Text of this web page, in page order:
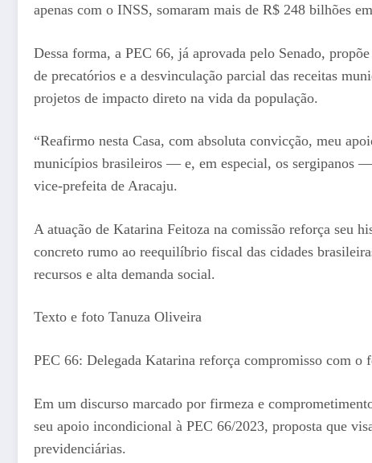
apenas com o INSS, somaram mais de R$ 248 bilhões
Dessa forma, a PEC 66, já aprovada pelo Senado,
de precatórios e a desvinculação parcial das receitas
projetos de impacto direto na vida da população.
“Reafirmo nesta Casa, com absoluta convicção, meu
municípios brasileiros — e, em especial, os sergipanos
vice-prefeita de Aracaju.
A atuação de Katarina Feitoza na comissão reforça seu
concreto rumo ao reequilíbrio fiscal das cidades
recursos e alta demanda social.
Texto e foto Tanuza Oliveira
PEC 66: Delegada Katarina reforça compromisso com o
Em um discurso marcado por firmeza e
seu apoio incondicional à PEC 66/2023, proposta que
previdenciárias.